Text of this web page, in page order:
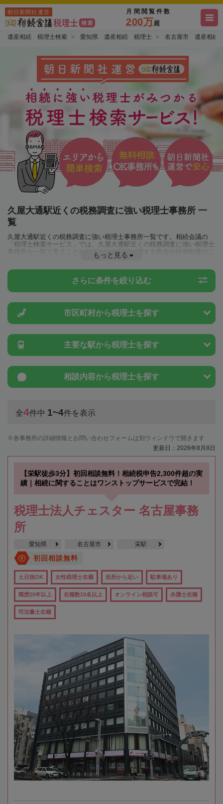
朝日新聞社運営 月間閲覧件数
200万超
遺産相続 税理士検索 愛知県 遺産相続 税理士 名古屋市 遺産相続
久屋大通駅近くの税務調査に強い税理士事務所 一
覧
久屋大通駅近くの税務調査に強い税理士事務所一覧です。相続会議の
「税理士検索サービス」では、久屋大通駅近くの税務調査に強い税理士
事務所を一覧で見ることが出来ます。相続に関する税金や特例制度のこ
とは一度近隣の税理士に相談してみましょう。
もっと見る
さらに条件を絞り込む
市区町村から税理士を探す
主要な駅から税理士を探す
相談内容から税理士を探す
全4件中 1~4件を表示
各事務所の詳細情報とお問い合わせフォームは別ウィンドウで開きます
更新日：2026年8月8日
【栄駅徒歩3分】初回相談無料！相続税申告2,300件超の実
績｜相続に関することはワンストップサービスで完結！
税理士法人チェスター 名古屋事務
所
愛知県 名古屋市 栄駅
初回相談無料
土日祝OK 女性税理士在籍 役所から近い 駐車場あり
職歴20年以上 在籍数10名以上 オンライン相談可 弁護士在籍
司法書士在籍